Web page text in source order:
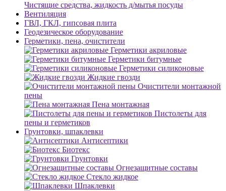
Чистящие средства, жидкость д/мытья посуды
Вентиляция
ГВЛ, ГКЛ, гипсовая плита
Геодезическое оборудование
Герметики, пена, очистители
Герметики акриловые
Герметики битумные
Герметики силиконовые
Жидкие гвозди
Очистители монтажной
пены
Пена монтажная
Пистолеты для
пены и герметиков
Грунтовки, шпаклевки
Антисептики
Биотекс
Грунтовки
Огнезащитные составы
Стекло жидкое
Шпаклевки